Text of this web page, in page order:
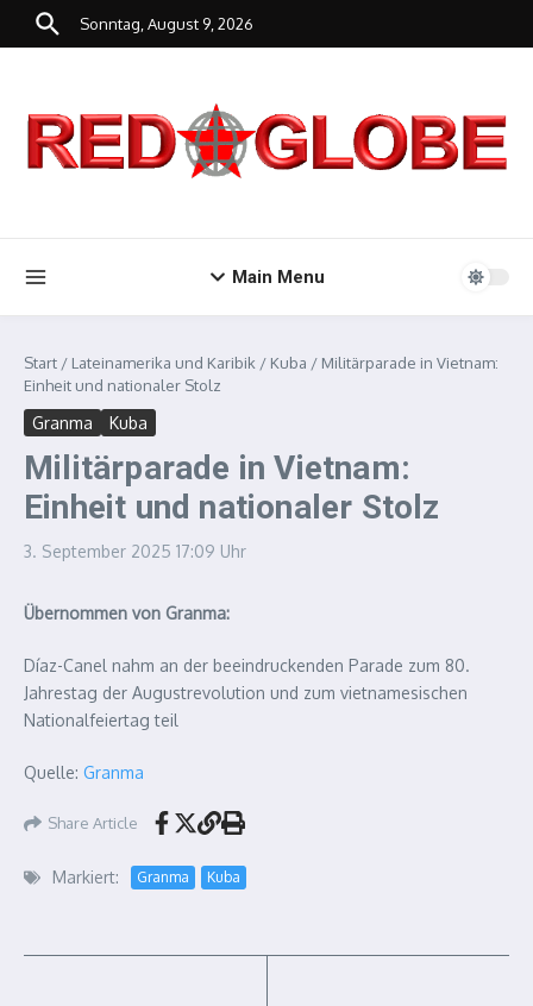
Zum Inhalt springen
Sonntag, August 9, 2026
Main Menu
Start / Lateinamerika und Karibik / Kuba / Militärparade in Vietnam:
Einheit und nationaler Stolz
Granma Kuba
Militärparade in Vietnam:
Einheit und nationaler Stolz
3. September 2025 17:09 Uhr
Übernommen von Granma:
Díaz-Canel nahm an der beeindruckenden Parade zum 80.
Jahrestag der Augustrevolution und zum vietnamesischen
Nationalfeiertag teil
Quelle: Granma
Share Article
Markiert: Granma Kuba